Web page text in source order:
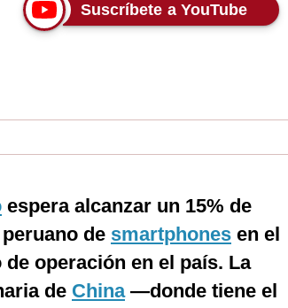
Suscríbete a YouTube
espera alcanzar un 15% de
de smartphones en el
operación en el país. La
de China—donde tiene el